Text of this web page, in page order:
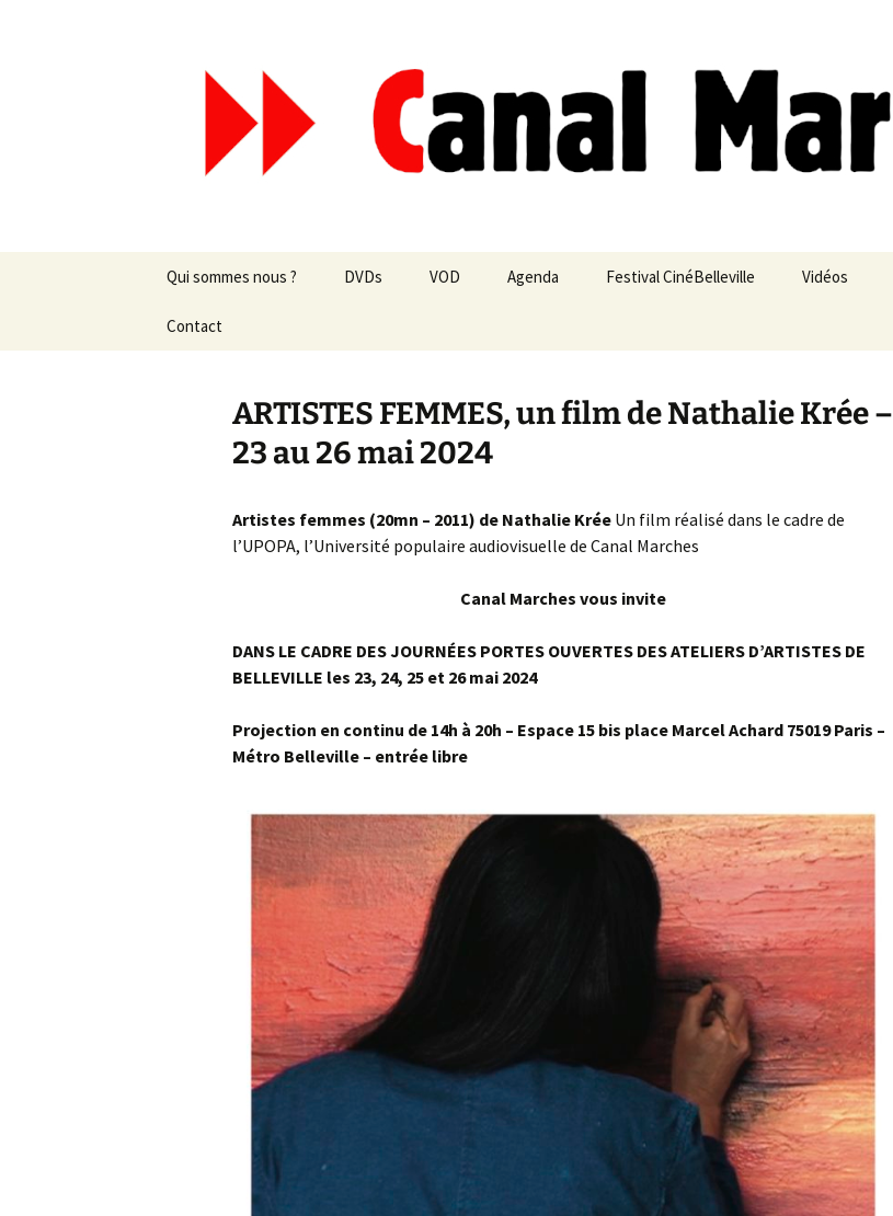
Canal Marches
Qui sommes nous ?
Les revues de presse
Les projets
DVDs VOD Agenda Festival CinéBelleville Vidéos
Contact
ARTISTES FEMMES, un film de Nathalie Krée –
23 au 26 mai 2024
Artistes femmes (20mn – 2011) de Nathalie Krée Un film réalisé dans le cadre de
l’UPOPA, l’Université populaire audiovisuelle de Canal Marches
Canal Marches vous invite
DANS LE CADRE DES JOURNÉES PORTES OUVERTES DES ATELIERS D’ARTISTES DE
BELLEVILLE les 23, 24, 25 et 26 mai 2024
Projection en continu de 14h à 20h – Espace 15 bis place Marcel Achard 75019 Paris –
Métro Belleville – entrée libre